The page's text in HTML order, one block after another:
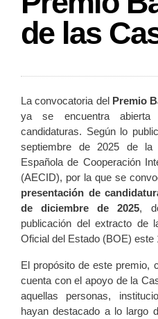
de las
La convocatoria del Premio
ya se encuentra
candidaturas. Según lo
septiembre de 2025 de la
Española de Cooperación
(AECID), por la que se
presentación de
de diciembre de 2025,
publicación del extracto de
Oficial del Estado (BOE) este
El propósito de este premio,
cuenta con el apoyo de la
aquellas personas,
hayan destacado a lo largo